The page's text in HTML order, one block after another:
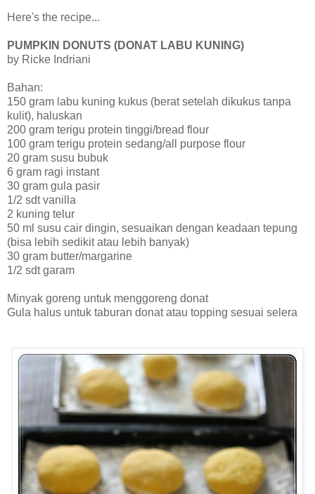
Here's the recipe...
PUMPKIN DONUTS (DONAT LABU KUNING)
by Ricke Indriani
Bahan:
150 gram labu kuning kukus (berat setelah dikukus tanpa
kulit), haluskan
200 gram terigu protein tinggi/bread flour
100 gram terigu protein sedang/all purpose flour
20 gram susu bubuk
6 gram ragi instant
30 gram gula pasir
1/2 sdt vanilla
2 kuning telur
50 ml susu cair dingin, sesuaikan dengan keadaan tepung
(bisa lebih sedikit atau lebih banyak)
30 gram butter/margarine
1/2 sdt garam
Minyak goreng untuk menggoreng donat
Gula halus untuk taburan donat atau topping sesuai selera